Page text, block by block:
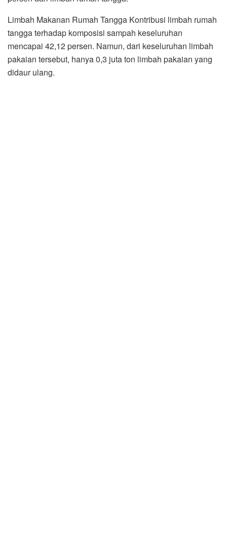
Limbah Makanan Rumah Tangga Kontribusi limbah rumah
tangga terhadap komposisi sampah keseluruhan
mencapai 42,12 persen. Namun, dari keseluruhan limbah
pakaian tersebut, hanya 0,3 juta ton limbah pakaian yang
didaur ulang.